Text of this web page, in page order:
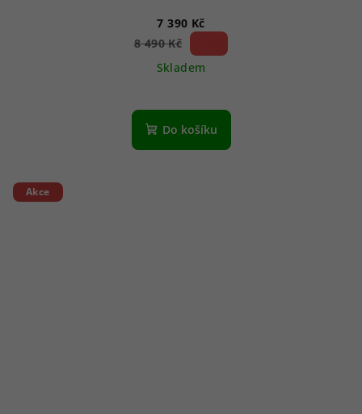
7 390 Kč
8 490 Kč
Skladem
Do košíku
Akce